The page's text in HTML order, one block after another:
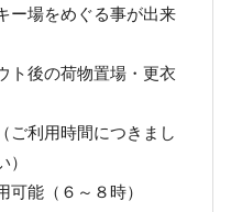
ー場をめぐる事が出来
ト後の荷物置場・更衣
ご利用時間につきまし
）
能（６～８時）